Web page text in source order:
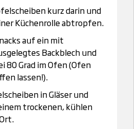
kurz darin und
Küchenrolle abtropfen.
auf ein mit
Backblech und
80 Grad im Ofen (Ofen
lassen!).
in Gläser und
trockenen, kühlen